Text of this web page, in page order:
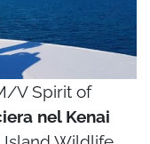
V Spirit of
nel Kenai